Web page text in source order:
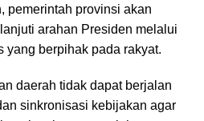
pemerintah provinsi akan
arahan Presiden melalui
yang berpihak pada rakyat.
daerah tidak dapat berjalan
sinkronisasi kebijakan agar